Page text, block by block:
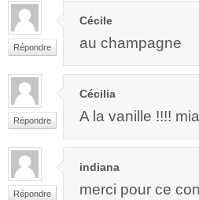
Répondre
Cécile
au champagne
Répondre
Cécilia
A la vanille !!!!
Répondre
indiana
merci pour ce